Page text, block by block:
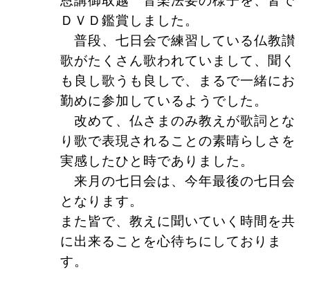
ＤＶＤ鑑賞しました。
普段、七日会で練習している仏教讃
歌がたくさん歌われていまして、聞く
も良し歌うも良しで、まるで一緒にお
勤めに参加しているようでした。
改めて、仏さまのみ教えが歌詞とな
り歌で表現されることの素晴らしさを
実感したひと時でありました。
来月の七日会は、今年最後の七日会
となります。
また皆で、教えに聞いていく時間を共
に出来ることを心待ちにしておりま
す。